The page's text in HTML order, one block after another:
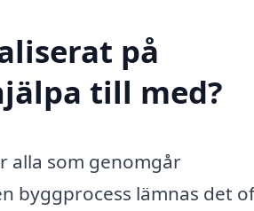
på
till med?
alla som genomgår
byggprocess lämnas det